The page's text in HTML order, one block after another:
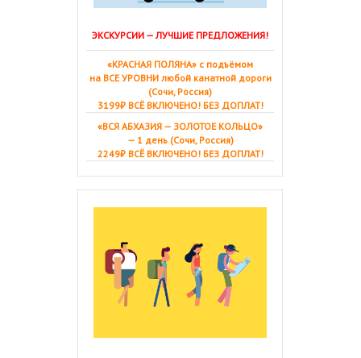
ЭКСКУРСИИ — ЛУЧШИЕ ПРЕДЛОЖЕНИЯ!
«КРАСНАЯ ПОЛЯНА» с подъёмом
на ВСЕ УРОВНИ любой канатной дороги
(Сочи, Россия)
3199₽ ВСЁ ВКЛЮЧЕНО! БЕЗ ДОПЛАТ!
«ВСЯ АБХАЗИЯ — ЗОЛОТОЕ КОЛЬЦО»
— 1 день (Сочи, Россия)
2249₽ ВСЁ ВКЛЮЧЕНО! БЕЗ ДОПЛАТ!